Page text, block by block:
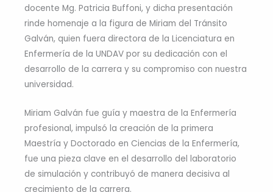
docente Mg. Patricia Buffoni, y dicha presentación
rinde homenaje a la figura de Miriam del Tránsito
Galván, quien fuera directora de la Licenciatura en
Enfermería de la UNDAV por su dedicación con el
desarrollo de la carrera y su compromiso con nuestra
universidad.
Miriam Galván fue guía y maestra de la Enfermería
profesional, impulsó la creación de la primera
Maestría y Doctorado en Ciencias de la Enfermería,
fue una pieza clave en el desarrollo del laboratorio
de simulación y contribuyó de manera decisiva al
crecimiento de la carrera.